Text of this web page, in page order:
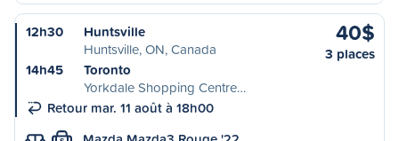
12h30
Huntsville
Huntsville, ON, Canada
14h45
Toronto
Yorkdale Shopping Centre…
Retour mar. 11 août à 18h00
40$
3 places